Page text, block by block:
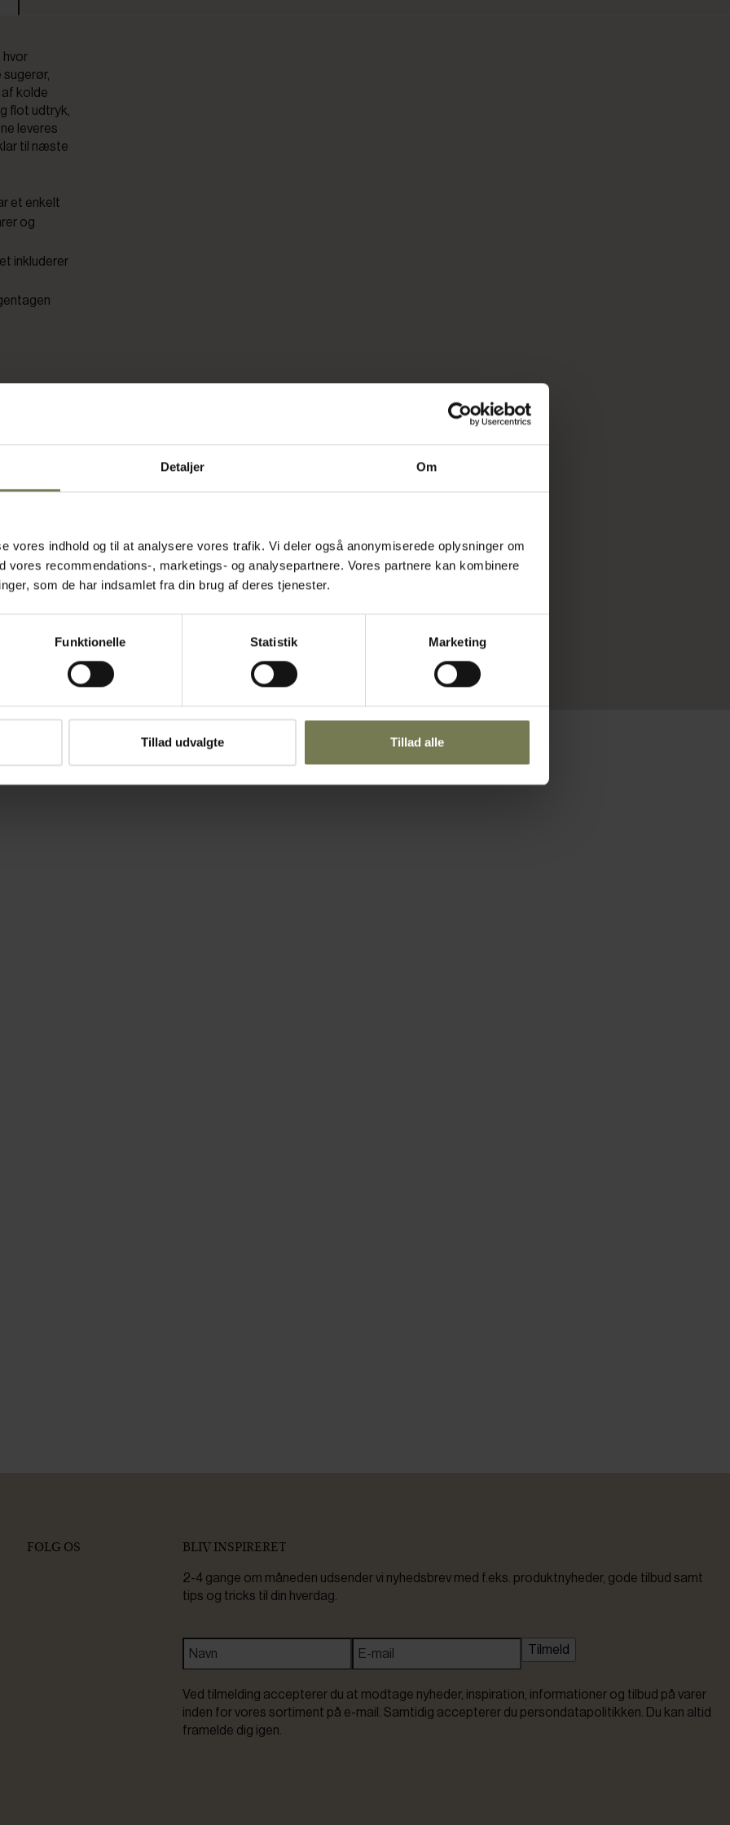
Detaljer Om
vores indhold og til at analysere vores trafik. Vi deler også anonymiserede oplysninger om
vores recommendations-, marketings- og analysepartnere. Vores partnere kan kombinere
som de har indsamlet fra din brug af deres tjenester.
Funktionelle Statistik Marketing
Tillad udvalgte Tillad alle
hvor
af kolde
flot udtryk,
leveres
til næste
et enkelt
og
inkluderer
til
og
drikke
let at se,
enkel
hvilket gør
kan holde
flere
kan indgå
for et
FØLG OS BLIV INSPIRERET
2-4 gange om måneden udsender vi nyhedsbrev med f.eks. produktnyheder, gode tilbud samt
tips og tricks til din hverdag.
Tilmeld
Ved tilmelding accepterer du at modtage nyheder, inspiration, informationer og tilbud på varer
inden for vores sortiment på e-mail. Samtidig accepterer du persondatapolitikken. Du kan altid
framelde dig igen.